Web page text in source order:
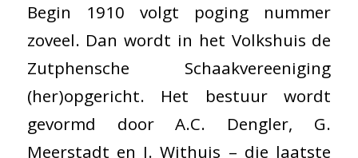
Begin 1910 volgt poging nummer
zoveel. Dan wordt in het Volkshuis de
Zutphensche Schaakvereeniging
(her)opgericht. Het bestuur wordt
gevormd door A.C. Dengler, G.
Meerstadt en J. Withuis – die laatste